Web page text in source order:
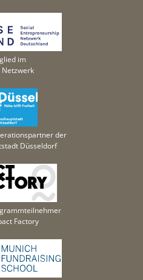
im
Netzwerk
der
Düsseldorf
Factory